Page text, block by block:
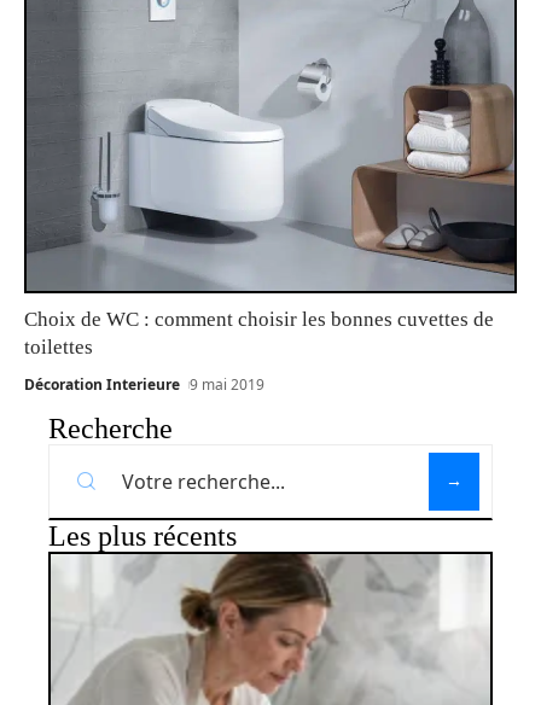
Choix de WC : comment choisir les bonnes cuvettes de
toilettes
Décoration Interieure 9 mai 2019
Recherche
Les plus récents